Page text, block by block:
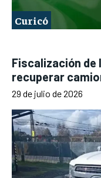
Curicó
Fiscalización de
recuperar
29 de julio de 2026